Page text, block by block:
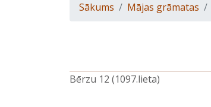
Sākums Mājas grāmatas
Bērzu 12 (1097.lieta)